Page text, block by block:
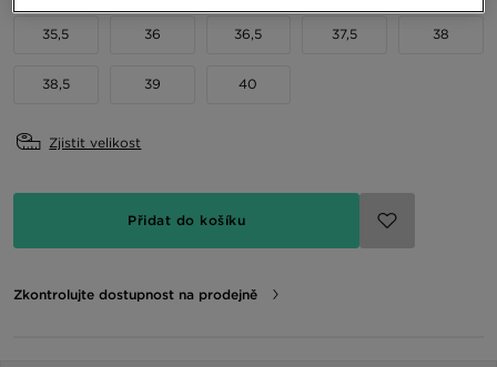
35,5 36 36,5 37,5 38
38,5 39 40
Zjistit velikost
Přidat do košíku
Zkontrolujte dostupnost na prodejně